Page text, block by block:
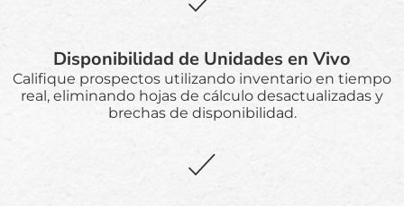
Disponibilidad de Unidades en Vivo
Califique prospectos utilizando inventario en tiempo
real, eliminando hojas de cálculo desactualizadas y
brechas de disponibilidad.